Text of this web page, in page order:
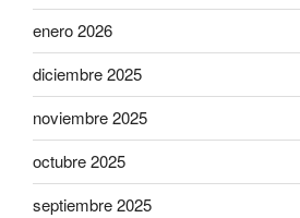
enero 2026
diciembre 2025
noviembre 2025
octubre 2025
septiembre 2025